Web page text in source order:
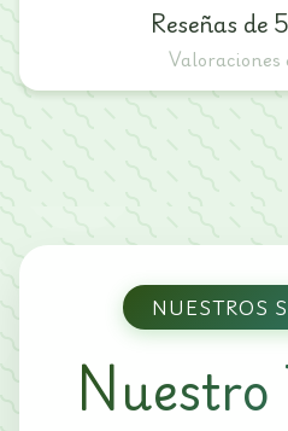
Reseñas de
Valoraciones
NUESTROS